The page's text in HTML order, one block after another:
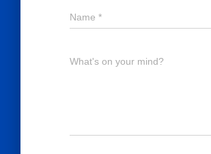
Name *
What's on your mind?